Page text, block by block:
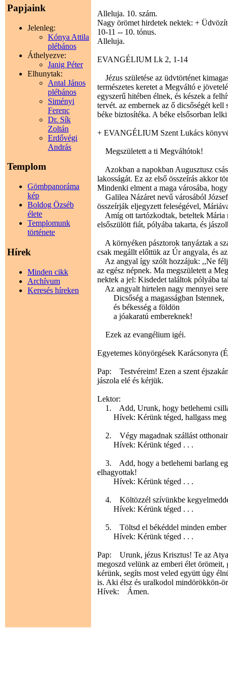
Papjaink
Jelenleg:
Kónya Attila
plébános
Áthelyezve:
Janig Péter
Elhunytak:
Antal János
plébános
Siményi
Ferenc
Dr. Sík
Zoltán
Erdővégi
András
Templom
Gömbpanoráma
kép
Boldog Özséb
élete
Templomunk
története
Hírek
Minden cikk
Archívum
Keresés híreken
Alleluja. 10. szám.
Nagy örömet hirdetek nektek: +
10-11 -- 10. tónus.
Alleluja.
EVANGÉLIUM Lk 2, 1-14
Jézus születése az üdvtörténet
természetes keretet a Megváltó e
egyszerű hitében élnek, és készek a
tervét. az embernek az ő dicsőségét kell
béke biztosítéka. A béke elsősorban
+ EVANGÉLIUM Szent Lukács
Megszületett a ti Megváltótok!
Azokban a napokban Augusztusz
lakosságát. Ez az első összeírás akkor
Mindenki elment a maga városába,
Galilea Názáret nevű városából
összeírják eljegyzett feleségével,
Amíg ott tartózkodtak, beteltek Mária
elsőszülött fiát, pólyába takarta, és
A környéken pásztorok tanyáztak a
csak megállt előttük az Úr angyala, és
Az angyal így szólt hozzájuk: ,,Ne
az egész népnek. Ma megszületett a
nektek a jel: Kisdedet találtok pólyába
Az angyalt hirtelen nagy mennyei
Dicsőség a magasságban Istennek,
és békesség a földön
a jóakaratú embereknek!
Ezek az evangélium igéi.
Egyetemes könyörgések Karácsonyra
Pap: Testvéreim! Ezen a szent
jászola elé és kérjük.
Lektor:
1. Add, Urunk, hogy betlehemi
Hívek: Kérünk téged, hallgass meg
2. Végy magadnak szállást
Hívek: Kérünk téged . . .
3. Add, hogy a betlehemi barlang
elhagyottak!
Hívek: Kérünk téged . . .
4. Költözzél szívünkbe
Hívek: Kérünk téged . . .
5. Töltsd el békéddel minden ember
Hívek: Kérünk téged . . .
Pap: Urunk, jézus Krisztus! Te az
megoszd velünk az emberi élet örömeit,
kérünk, segíts most veled együtt úgy
is. Aki élsz és uralkodol mindörökkön-
Hívek: Ámen.